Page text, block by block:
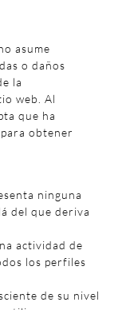
asume
o daños
la
web. Al
que ha
obtener
ninguna
del que deriva
actividad de
los perfiles
de su nivel